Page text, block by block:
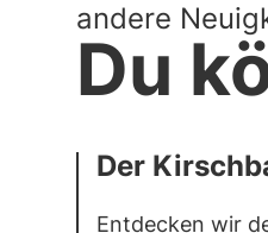
andere
Du
Der
Entdecken wir